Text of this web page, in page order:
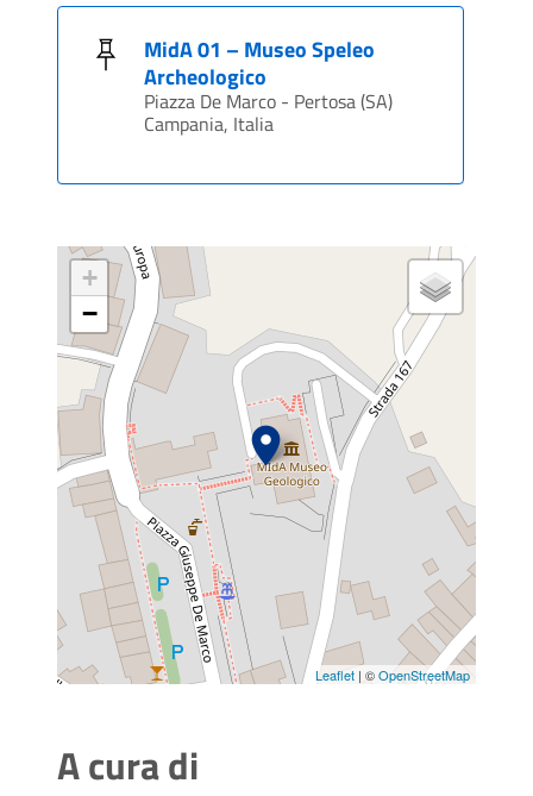
MidA 01 – Museo Speleo
Archeologico
Piazza De Marco - Pertosa (SA)
Campania, Italia
+
−
Leaflet | ©OpenStreetMap
A cura di